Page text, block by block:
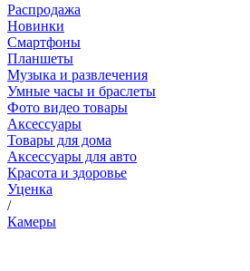
Распродажа
Новинки
Смартфоны
Планшеты
Музыка и развлечения
Умные часы и браслеты
Фото видео товары
Аксессуары
Товары для дома
Аксессуары для авто
Красота и здоровье
Уценка
/
Камеры